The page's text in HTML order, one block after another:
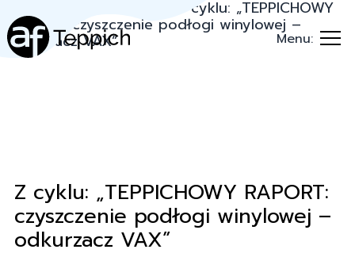
Menu:
Z cyklu: „TEPPICHOWY
RAPORT: czyszczenie podłogi winylowej –
odkurzacz VAX”
Z cyklu: „TEPPICHOWY RAPORT:
czyszczenie podłogi winylowej –
odkurzacz VAX”